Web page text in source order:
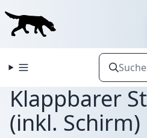
Klappbarer
(inkl. Schirm)